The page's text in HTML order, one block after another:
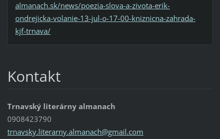
almanach.sk/news/poezia-slova-a-zivota-erik-
ondrejicka-volanie-13-jul-o-17-00-kniznicna-zahrada-
kjf-trnava/
Kontakt
Trnavský literárny almanach
0908423790
trnavsky.literarny.almanach@gmail.com